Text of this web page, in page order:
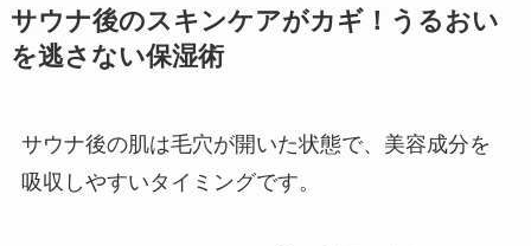
サウナ後のスキンケアがカギ！うるおい
を逃さない保湿術
サウナ後の肌は毛穴が開いた状態で、美容成分を
吸収しやすいタイミングです。